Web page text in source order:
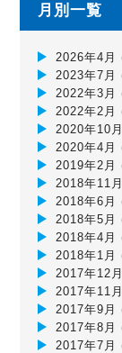
月別一覧
2026年4月
2023年7月
2022年3月
2022年2月
2020年10月
2020年4月
2019年2月
2018年11月
2018年6月
2018年5月
2018年4月
2018年1月
2017年12月
2017年11月
2017年9月
2017年8月
2017年7月